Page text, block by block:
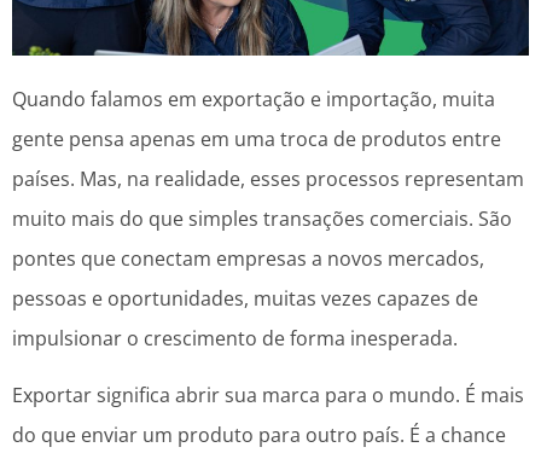
Quando falamos em exportação e importação, muita
gente pensa apenas em uma troca de produtos entre
países. Mas, na realidade, esses processos representam
muito mais do que simples transações comerciais. São
pontes que conectam empresas a novos mercados,
pessoas e oportunidades, muitas vezes capazes de
impulsionar o crescimento de forma inesperada.
Exportar significa abrir sua marca para o mundo. É mais
do que enviar um produto para outro país. É a chance